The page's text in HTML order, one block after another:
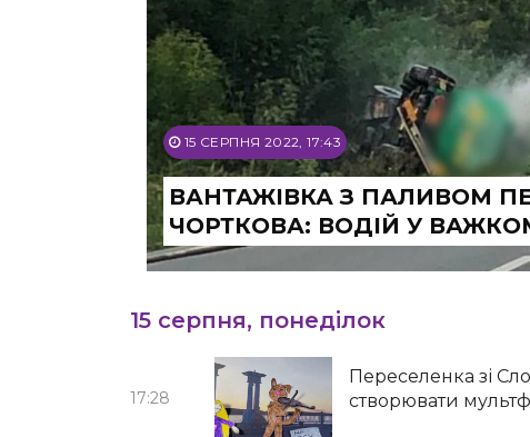
15 СЕРПНЯ 2022, 17:43
ВАНТАЖІВКА З ПАЛИВОМ
ЧОРТКОВА: ВОДІЙ У
15 серпня, понеділок
17:28
Переселенка зі
створювати